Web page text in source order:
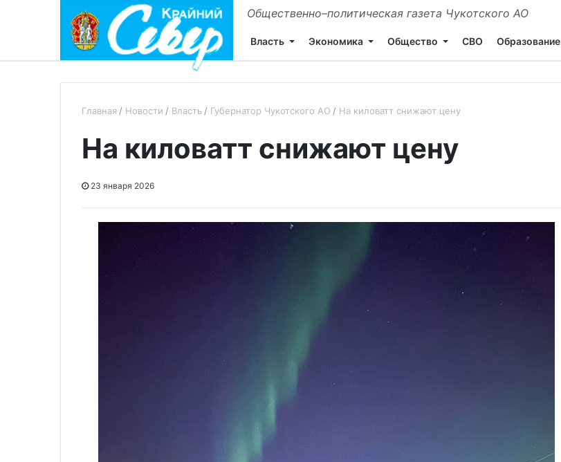
Общественно–политическая газета Чукотского АО
Власть Экономика Общество СВО Образование
Главная Новости Власть Губернатор Чукотского АО На киловатт снижают цену
На киловатт снижают цену
23 января 2026